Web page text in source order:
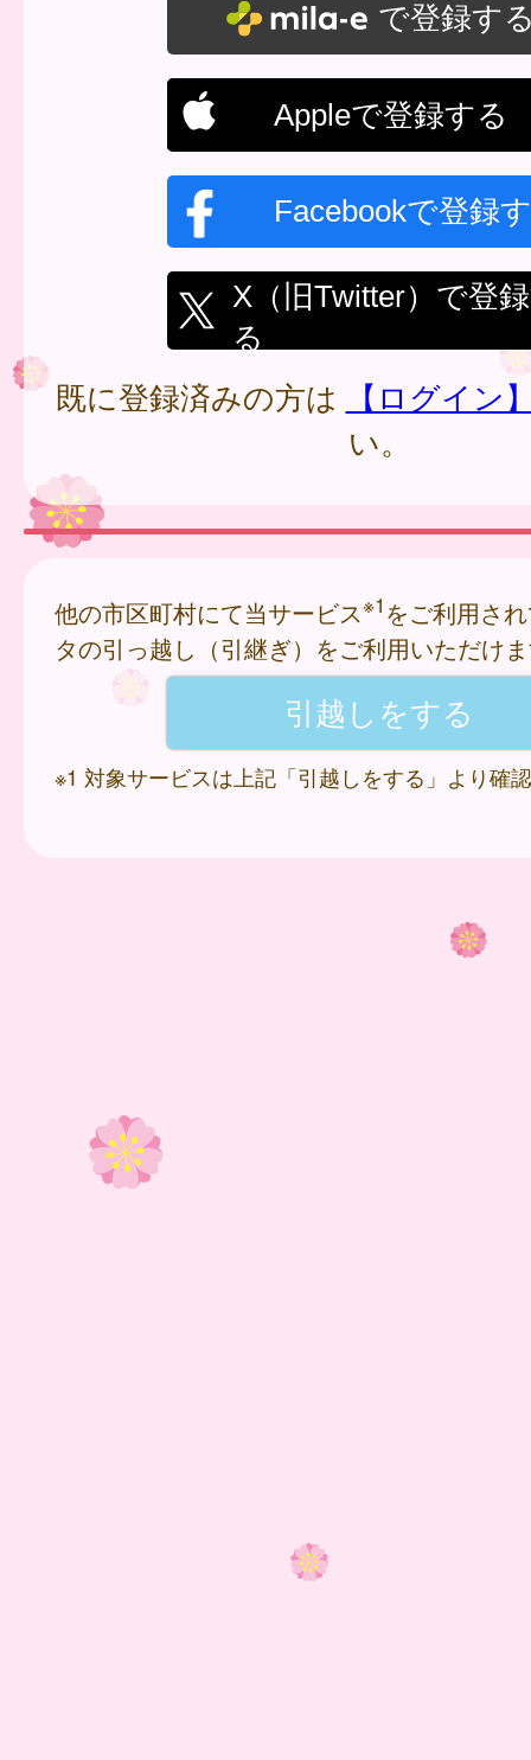
で登録す
Appleで登録する
Facebookで登録
X（旧Twitter）で登
る
既に登録済みの方は
【ログイン
い。
他の市区町村にて当サービス※1 をご利用さ
タの引っ越し（引継ぎ）をご利用いただけ
※1 対象サービスは上記「引越しをする」より確